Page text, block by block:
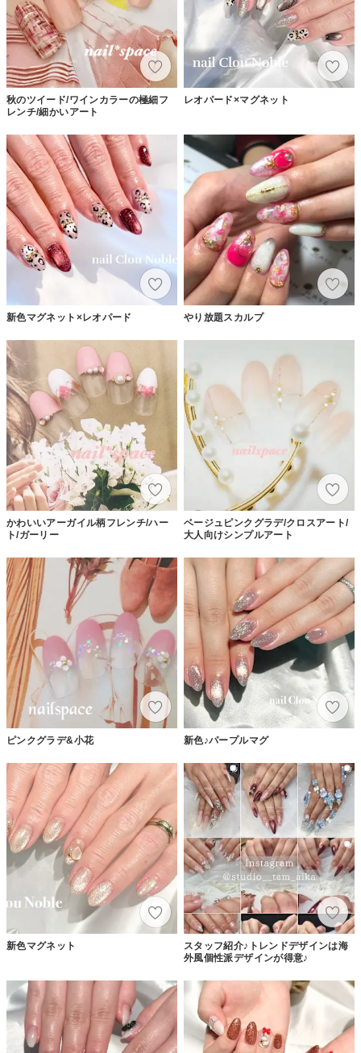
秋のツイード/ワインカラーの極細フ
レンチ/細かいアート
レオパード×マグネット
新色マグネット×レオパード やり放題スカルプ
かわいいアーガイル柄フレンチ/ハー
ト/ガーリー
ベージュピンクグラデ/クロスアート/
大人向けシンプルアート
ピンクグラデ&小花 新色♪パープルマグ
新色マグネット
スタッフ紹介♪トレンドデザインは海
外風個性派デザインが得意♪